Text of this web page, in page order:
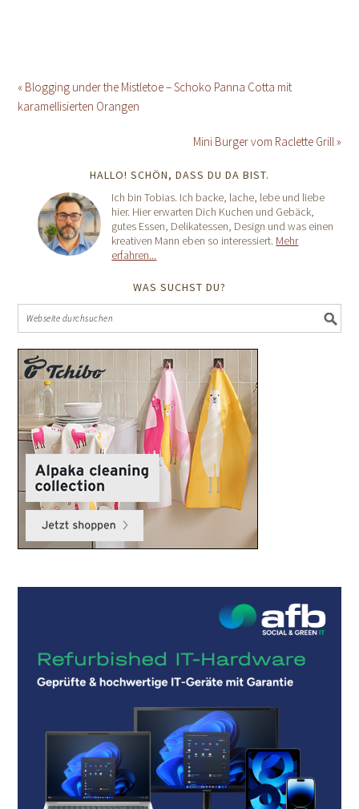
« Blogging under the Mistletoe – Schoko Panna Cotta mit
karamellisierten Orangen
Mini Burger vom Raclette Grill »
HALLO! SCHÖN, DASS DU DA BIST.
Ich bin Tobias. Ich backe, lache, lebe und liebe
hier. Hier erwarten Dich Kuchen und Gebäck,
gutes Essen, Delikatessen, Design und was einen
kreativen Mann eben so interessiert. Mehr
erfahren...
WAS SUCHST DU?